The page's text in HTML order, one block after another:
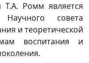
Ромм является
Научного совета
и теоретической
воспитания и